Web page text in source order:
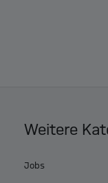
Weitere
Jobs